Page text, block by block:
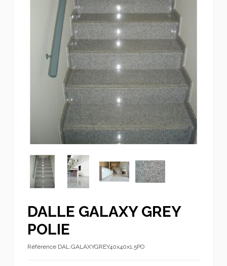
DALLE GALAXY GREY
POLIE
Référence DAL GALAXYGREY40x40x1.5PO